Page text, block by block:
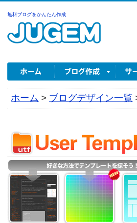
無料ブログをかんたん作成
ホーム > ブログデザイン一覧